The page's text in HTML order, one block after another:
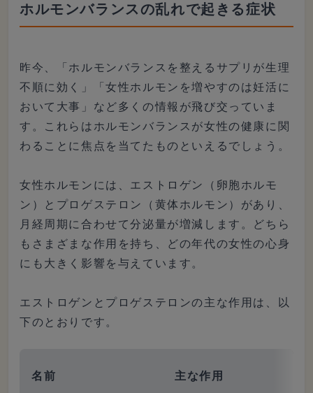
ホルモンバランスの乱れで起きる症状
昨今、「ホルモンバランスを整えるサプリが生理
不順に効く」「女性ホルモンを増やすのは妊活に
おいて大事」など多くの情報が飛び交っていま
す。これらはホルモンバランスが女性の健康に関
わることに焦点を当てたものといえるでしょう。
女性ホルモンには、エストロゲン（卵胞ホルモ
ン）とプロゲステロン（黄体ホルモン）があり、
月経周期に合わせて分泌量が増減します。どちら
もさまざまな作用を持ち、どの年代の女性の心身
にも大きく影響を与えています。
エストロゲンとプロゲステロンの主な作用は、以
下のとおりです。
名前 主な作用